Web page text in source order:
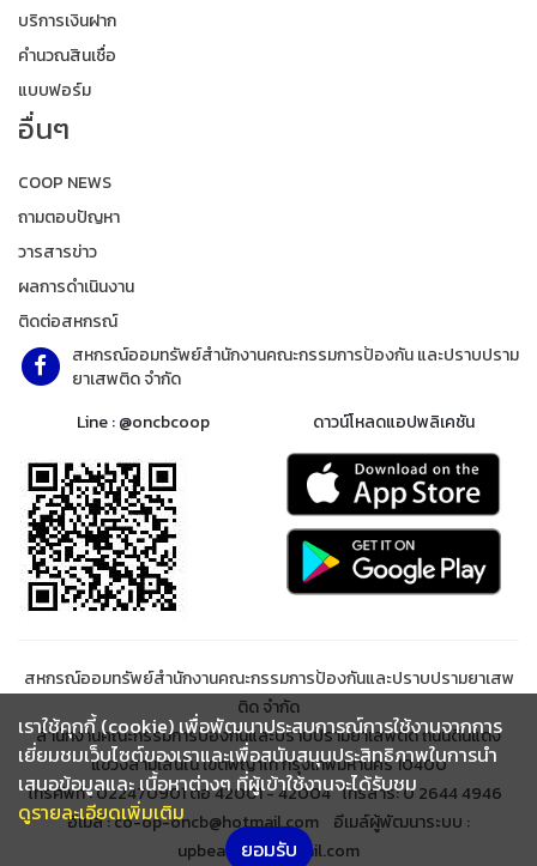
บริการเงินฝาก
คำนวณสินเชื่อ
แบบฟอร์ม
อื่นๆ
COOP NEWS
ถามตอบปัญหา
วารสารข่าว
ผลการดำเนินงาน
ติดต่อสหกรณ์
สหกรณ์ออมทรัพย์สำนักงานคณะกรรมการป้องกัน และปราบปราม
ยาเสพติด จำกัด
Line : @oncbcoop
ดาวน์โหลดแอปพลิเคชัน
สหกรณ์ออมทรัพย์สำนักงานคณะกรรมการป้องกันและปราบปรามยาเสพ
ติด จำกัด
สำนักงานคณะกรรมการป้องกันและปราบปรามยาเสพติด ถนนดินแดง
แขวงสามเสนใน เขตพญาไท กรุงเทพมหานคร 10400
โทรศัพท์ : 022470901 ต่อ 42001 - 42004 โทรสาร: 0 2644 4946
อีเมล์ : co-op-oncb@hotmail.com อีเมล์ผู้พัฒนาระบบ :
upbeanclub@gmail.com
เราใช้คุกกี้ (cookie) เพื่อพัฒนาประสบการณ์การใช้งานจากการ
เยี่ยมชมเว็บไซต์ของเราและเพื่อสนับสนุนประสิทธิภาพในการนำ
เสนอข้อมูลและ เนื้อหาต่างๆ ที่ผู้เข้าใช้งานจะได้รับชม
ดูรายละเอียดเพิ่มเติม
ยอมรับ